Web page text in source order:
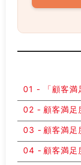
「顧客
顧客満足
顧客満足
顧客満足